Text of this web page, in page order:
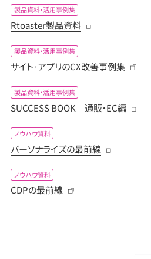
製品資料・活用事例集
Rtoaster製品資料
製品資料・活用事例集
サイト·アプリのCX改善事例集
製品資料・活用事例集
SUCCESS BOOK 通販・EC編
ノウハウ資料
パーソナライズの最前線
ノウハウ資料
CDPの最前線